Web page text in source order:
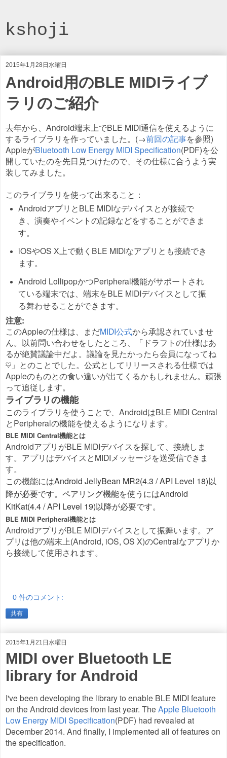
kshoji
2015年1月28日水曜日
Android用のBLE MIDIライブ
ラリのご紹介
去年から、Android端末上でBLE MIDI通信を使えるように
するライブラリを作っていました。(→前回の記事を参照)
AppleがBluetooth Low Energy MIDI Specification(PDF)を公
開していたのを先日見つけたので、その仕様に合うよう実
装してみました。
このライブラリを使って出来ること：
AndroidアプリとBLE MIDIなデバイスとが接続で
き、演奏やイベントの記録などをすることができま
す。
iOSやOS X上で動くBLE MIDIなアプリとも接続でき
ます。
Android LollipopかつPeripheral機能がサポートされ
ている端末では、端末をBLE MIDIデバイスとして振
る舞わせることができます。
注意:
このAppleの仕様は、まだMIDI公式から承認されていませ
ん。以前問い合わせをしたところ、「ドラフトの仕様はあ
るが絶賛議論中だよ。議論を見たかったら会員になってね
♡ 」とのことでした。公式としてリリースされる仕様では
Appleのものとの食い違いが出てくるかもしれません。頑張
って追従します。
ライブラリの機能
このライブラリを使うことで、AndroidはBLE MIDI Central
とPeripheralの機能を使えるようになります。
BLE MIDI Central機能とは
AndroidアプリがBLE MIDIデバイスを探して、接続しま
す。アプリはデバイスとMIDIメッセージを送受信できま
す。
この機能にはAndroid JellyBean MR2(4.3 / API Level 18)以
降が必要です。 ペアリング機能を使うにはAndroid
KitKat(4.4 / API Level 19)以降が必要です。
BLE MIDI Peripheral機能とは
AndroidアプリがBLE MIDIデバイスとして振舞います。ア
プリは他の端末上(Android, iOS, OS X)のCentralなアプリか
ら接続して使用されます。
0 件のコメント:
共有
2015年1月21日水曜日
MIDI over Bluetooth LE
library for Android
I've been developing the library to enable BLE MIDI feature
on the Android devices from last year. The Apple Bluetooth
Low Energy MIDI Specification(PDF) had revealed at
December 2014. And finally, I implemented all of features on
the specification.